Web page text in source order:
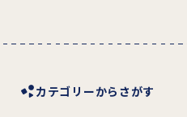
カテゴリーからさがす